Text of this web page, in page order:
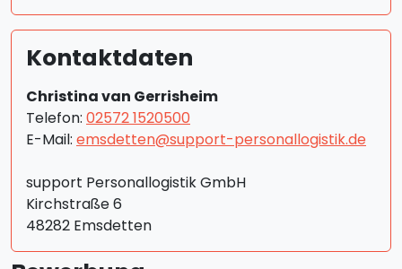
Kontaktdaten
Christina van Gerrisheim
Telefon: 02572 1520500
E-Mail: emsdetten@support-personallogistik.de
support Personallogistik GmbH
Kirchstraße 6
48282 Emsdetten